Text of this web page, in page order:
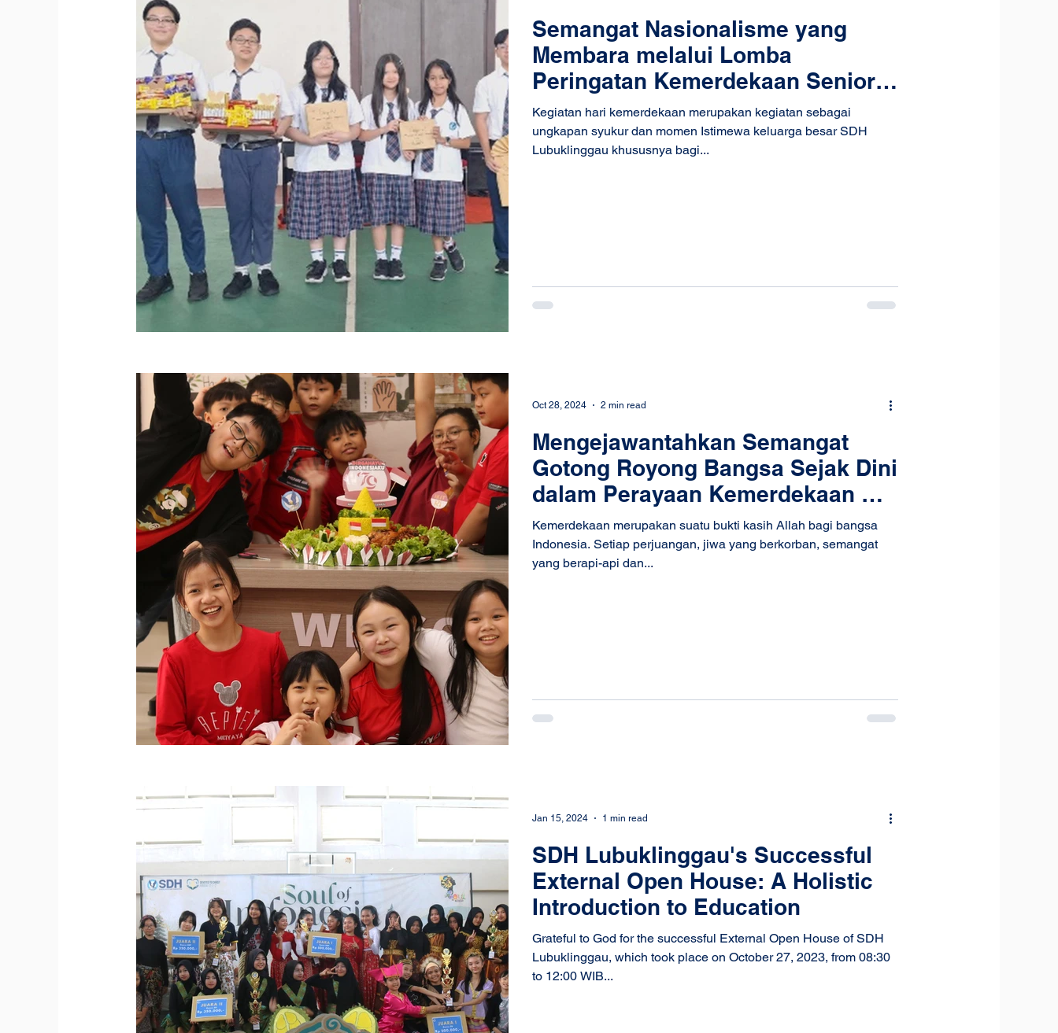
Semangat Nasionalisme yang
Membara melalui Lomba
Peringatan Kemerdekaan Senior
School 2024
Kegiatan hari kemerdekaan merupakan kegiatan sebagai
ungkapan syukur dan momen Istimewa keluarga besar SDH
Lubuklinggau khususnya bagi...
Mengejawantahkan Semangat
Gotong Royong Bangsa Sejak Dini
dalam Perayaan Kemerdekaan RI
Junior School 2024
Kemerdekaan merupakan suatu bukti kasih Allah bagi bangsa
Indonesia. Setiap perjuangan, jiwa yang berkorban, semangat
yang berapi-api dan...
Oct 28, 2024 2 min read
SDH Lubuklinggau's Successful
External Open House: A Holistic
Introduction to Education
Grateful to God for the successful External Open House of SDH
Lubuklinggau, which took place on October 27, 2023, from 08:30
to 12:00 WIB...
Jan 15, 2024 1 min read